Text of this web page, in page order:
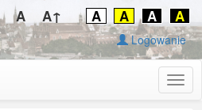
A A↑ A A A A
Logowanie